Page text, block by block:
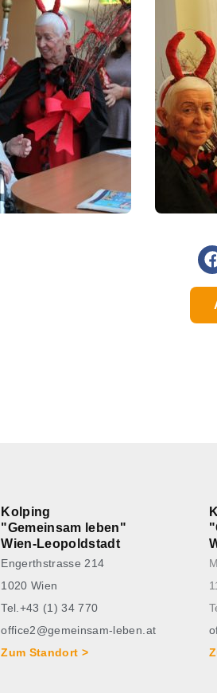
Kolping
"Gemeinsam leben"
Wien-Leopoldstadt
Engerthstrasse 214
1020 Wien
Tel.+43 (1) 34 770
office2@gemeinsam-leben.at
Zum Standort >